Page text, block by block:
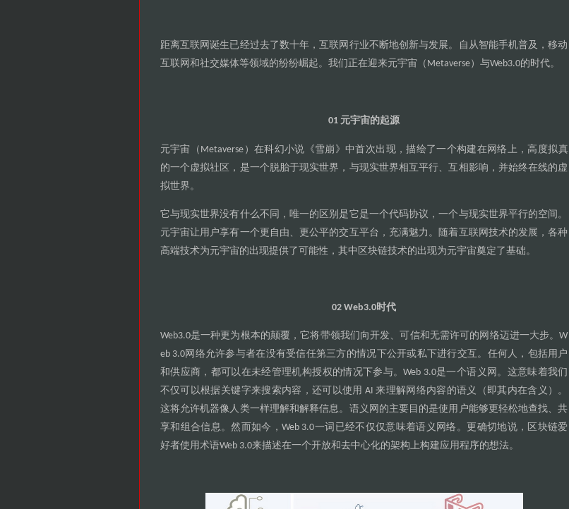
距离互联网诞生已经过去了数十年 ，互联网行业不断地创新与发展。 自从智能手机普及 ，移动
互联网和社交媒体等领域的纷纷崛起。 我们正在迎来元宇宙 （Metaverse） 与Web3.0的时代。
01元宇宙的起源
元宇宙 （Metaverse） 在科幻小说 《雪崩 》中首次出现，描绘了一个构建在网络上 ， 高度拟真
的一个虚拟社区 ， 是一个脱胎于现实世界 ， 与现实世界相互平行、互相影响 ， 并始终在线的虚
拟世界。
它与现实世界没有什么不同 ， 唯一的区别是它是一个代码协议 ，一个与现实世界平行的空间 。
元宇宙让用户享有一个更自由 、 更公平的交互平台 ， 充满魅力 。 随着互联网技术的发展 ，各种
高端技术为元宇宙的出现提供了可能性 ， 其中区块链技术的出现为元宇宙奠定了基础。
02 Web3.0时代
Web3.0是一种更为根本的颠覆 ，它将带领我们向开发、 可信和无需许可的网络迈进一大步。W
eb 3.0网络允许参与者在没有受信任第三方的情况下公开或私下进行交互 。 任何人 ， 包括用户
和供应商 ， 都可以在未经管理机构授权的情况下参与。Web 3.0是一个语义网 。 这意味着我们
不仅可以根据关键字来搜索内容 ， 还可以使用 AI来理解网络内容的语义 （ 即其内在含义 ）。
这将允许机器像人类一样理解和解释信息。 语义网的主要目的是使用户能够更轻松地查找、共
享和组合信息。然而如今 ，Web 3.0一词已经不仅仅意味着语义网络 。 更确切地说 ， 区块链爱
好者使用术语Web 3.0来描述在一个开放和去中心化的架构上构建应用程序的想法。